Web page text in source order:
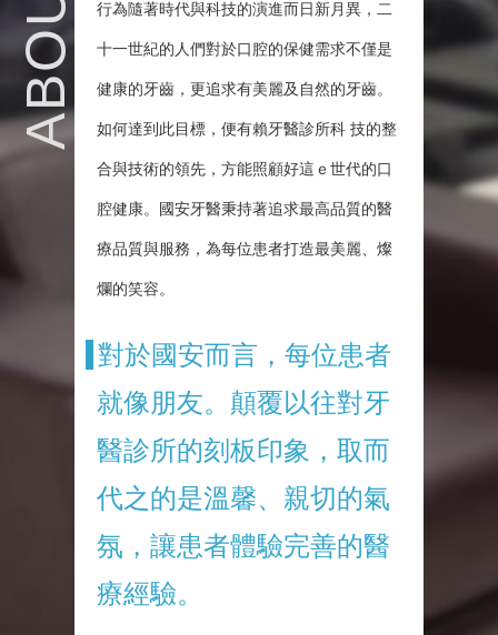
行為隨著時代與科技的演進而日新月異，二
十一世紀的人們對於口腔的保健需求不僅是
健康的牙齒，更追求有美麗及自然的牙齒。
如何達到此目標，便有賴牙醫診所科 技的整
合與技術的領先，方能照顧好這ｅ世代的口
腔健康。國安牙醫秉持著追求最高品質的醫
療品質與服務，為每位患者打造最美麗、燦
爛的笑容。
對於國安而言，每位患者
就像朋友。顛覆以往對牙
醫診所的刻板印象，取而
代之的是溫馨、親切的氣
氛，讓患者體驗完善的醫
療經驗。